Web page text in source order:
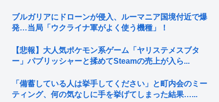
ブルガリアにドローンが侵入、ルーマニア国境付近で爆
発…当局「ウクライナ軍がよく使う機種」！
【悲報】大人気ポケモン系ゲーム「ヤリステメスブタ
ー」パブリッシャーと揉めてSteamの売上が入ら...
「備蓄している人は挙手してください」と町内会のミー
ティング、何の気なしに手を挙げてしまった結果…...